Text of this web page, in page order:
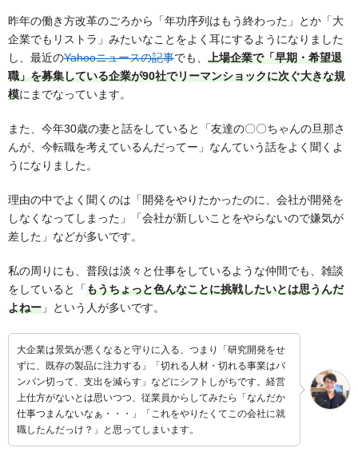
昨年の働き方改革のごろから「年功序列はもう終わった」とか「大
企業でもリストラ」みたいなことをよく耳にするようになりました
し、最近のYahooニュースの記事でも、 上場企業で「早期・希望退
職」を募集している企業が90社でリーマンショックに次ぐ大きな規
模にまでなっています。
また、今年30歳の妻と話をしていると「友達の〇〇ちゃんの旦那さ
んが、今転職を考えているんだってー」なんていう話をよく聞くよ
うになりました。
理由の中でよく聞くのは「開発をやりたかったのに、会社が開発を
しなくなってしまった」「会社が新しいことをやらないので嫌気が
差した」などが多いです。
私の周りにも、普段は淡々と仕事をしているような仲間でも、雑談
をしていると「もうちょっと色んなことに挑戦したいとは思うんだ
よねー 」という人が多いです。
大企業は景気が悪くなると守りに入る、つまり「研究開発をせ
ずに、既存の製品に注力する」「切れる人材・切れる事業はバ
ンバン切って、支出を減らす」などにシフトしがちです。経営
上仕方がないとは思いつつ、従業員からしてみたら「なんだか
仕事つまんないなぁ・・・」「これをやりたくてこの会社に就
職したんだっけ？」と思ってしまいます。